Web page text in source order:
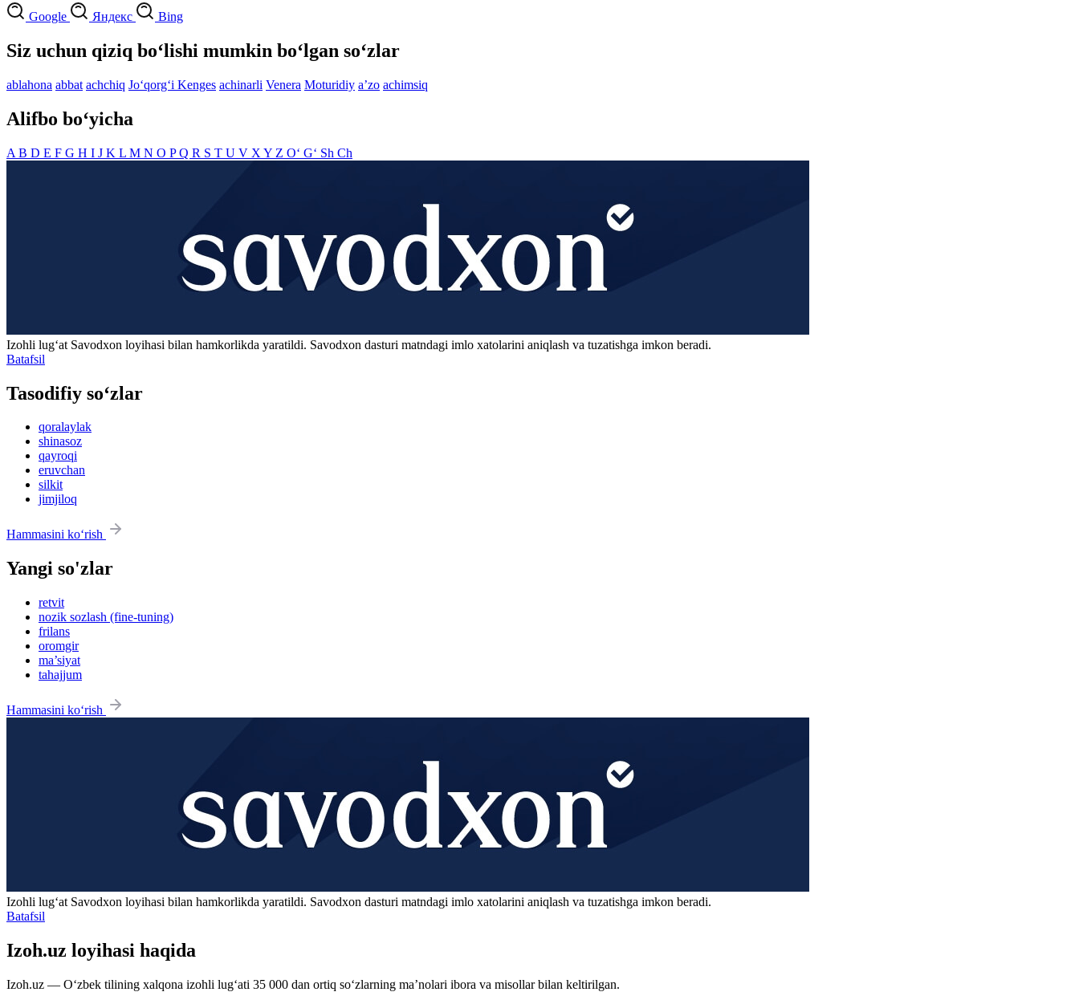
Google Яндекс Bing
Siz uchun qiziq bo‘lishi mumkin bo‘lgan so‘zlar
ablahona abbat achchiq Jo‘qorg‘i Kenges achinarli Venera Moturidiy aʼzo achimsiq
Alifbo bo‘yicha
A B D E F G H I J K L M N O PQ R S T U V X Y Z O‘ G‘ Sh Ch
Izohli lugʻat Savodxon loyihasi bilan hamkorlikda yaratildi. Savodxon dasturi matndagi imlo xatolarini aniqlash va tuzatishga imkon beradi.
Batafsil
Tasodifiy so‘zlar
qoralaylak
shinasoz
qayroqi
eruvchan
silkit
jimjiloq
Hammasini ko‘rish
Yangi so'zlar
retvit
nozik sozlash (fine-tuning)
frilans
oromgir
ma’siyat
tahajjum
Hammasini ko‘rish
Izohli lugʻat Savodxon loyihasi bilan hamkorlikda yaratildi. Savodxon dasturi matndagi imlo xatolarini aniqlash va tuzatishga imkon beradi.
Batafsil
Izoh.uz loyihasi haqida
Izoh.uz — O‘zbek tilining xalqona izohli lug‘ati 35 000 dan ortiq so‘zlarning ma’nolari ibora va misollar bilan keltirilgan.